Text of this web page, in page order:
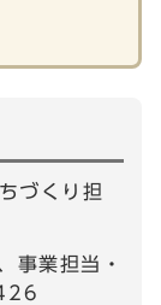
づくり担
業担当・